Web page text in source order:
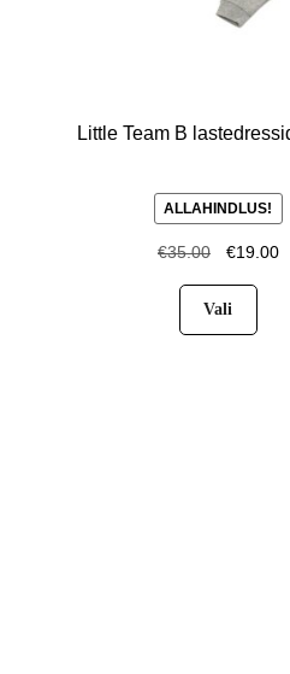
Little Team B
ALLAHINDLUS!
€35.00 €19.00
Vali